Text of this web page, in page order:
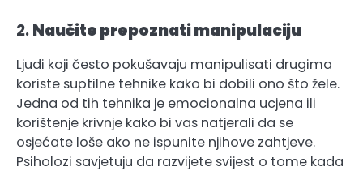
2.Naučite prepoznati manipulaciju
Ljudi koji često pokušavaju manipulisati drugima
koriste suptilne tehnike kako bi dobili ono što žele.
Jedna od tih tehnika je emocionalna ucjena ili
korištenje krivnje kako bi vas natjerali da se
osjećate loše ako ne ispunite njihove zahtjeve.
Psiholozi savjetuju da razvijete svijest o tome kada